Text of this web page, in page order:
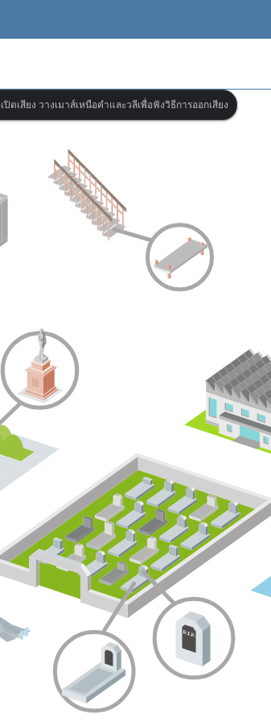
ปิดเสียง วางเมาส์เหนือคำและวลีเพื่อฟังวิธีการออกเสียง